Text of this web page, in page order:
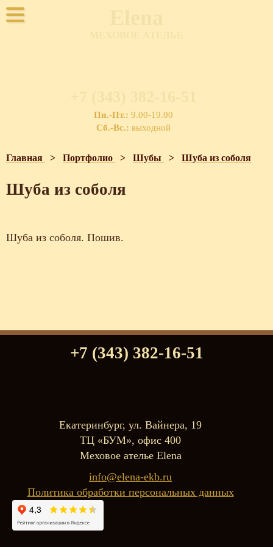
Пн.-Пт.: 9.00-19.00
Сб.-Вс.: выходной
Главная > Портфолио > Шубы > Шуба из соболя
Шуба из соболя
Шуба из соболя. Пошив.
+7 (343) 382-16-51
Екатеринбург, ул. Вайнера, 19
ТЦ «БУМ», офис 400
Меховое ателье Elena
info@elena-ekb.ru
Политика обработки персональных данных